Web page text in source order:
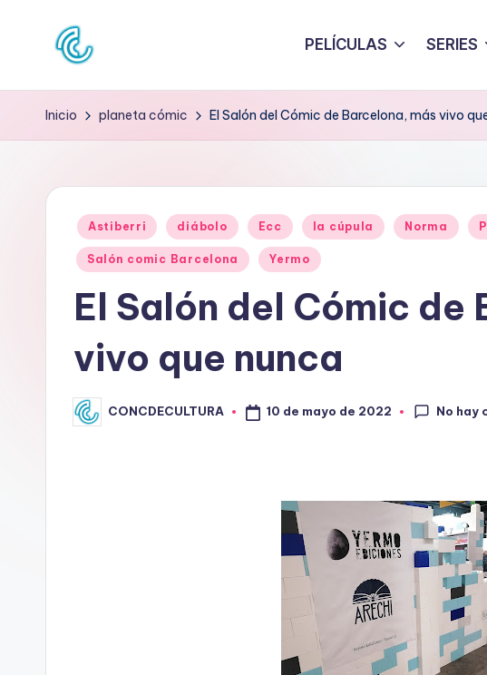
C
O
C
web
cultura
pop
PELÍCULAS SERIES
Inicio planeta cómic El Salón del Cómic de Barcelona, más vivo
Publicado
en
Astiberri diábolo Ecc la cúpula Norma
Salón comic Barcelona Yermo
El Salón del Cómic de
vivo que nunca
Publicado
por
CONCDECULTURA 10 de mayo de 2022 No hay